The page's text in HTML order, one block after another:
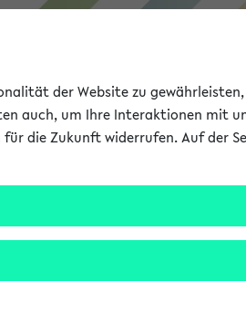
der Website zu
auch, um Ihre Interaktionen mit
die Zukunft widerrufen. Auf der